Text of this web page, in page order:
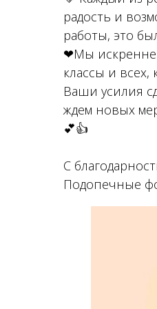
радость и
работы, это
❤Мы искренне
классы и всех,
Ваши усилия
ждем новых
💕👍
С
Подопечные